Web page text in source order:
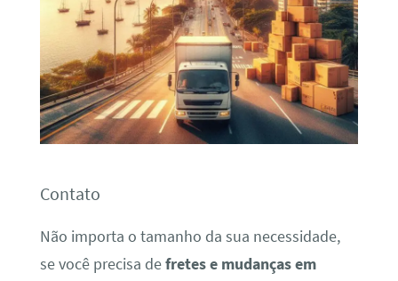
Contato
Não importa o tamanho da sua necessidade,
se você precisa defretes e mudanças em